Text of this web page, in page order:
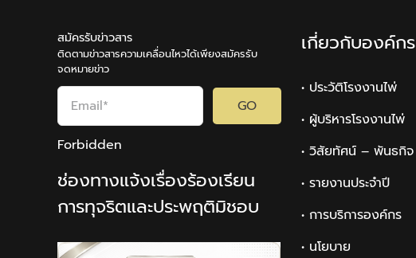
สมัครรับข่าวสาร
ติดตามข่าวสารความเคลื่อนไหวได้เพียงสมัครรับ
จดหมายข่าว
GO
Forbidden
ช่องทางแจ้งเรื่องร้องเรียน
การทุจริตและประพฤติมิชอบ
เกี่ยวกับองค์กร
• ประวัติโรงงานไพ่
• ผู้บริหารโรงงานไพ่
• วิสัยทัศน์ – พันธกิจ
• รายงานประจำปี
• การบริการองค์กร
• นโยบาย